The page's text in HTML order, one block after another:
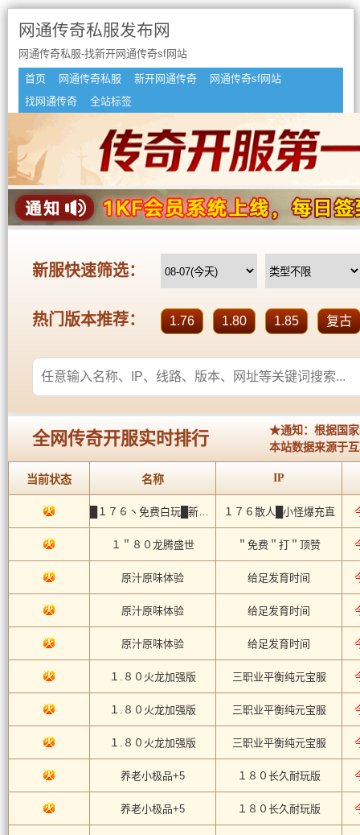
网通传奇私服发布网
网通传奇私服-找新开网通传奇sf网站
首页 网通传奇私服 新开网通传奇
网通传奇sf网站
找网通传奇
全站标签